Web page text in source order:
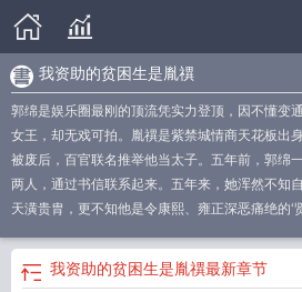
我资助的贫困生是胤禩
郭绵是娱乐圈最刚的顶流凭实力登顶，因不懂变
女王，却无戏可拍。胤禩是紫禁城情商天花板出
被废后，百官联名推举他当太子。五年前，郭绵
两人，通过书信联系起来。五年来，她浑然不知
天潢贵胄，更不知他是令康熙、雍正深恶痛绝的‘
被他看上，横竖要玩完。也是在这一天，‘小可怜
份：我是大清的皇八子胤禩，生于康熙二十年二
我资助的贫困生是胤禩最新章节